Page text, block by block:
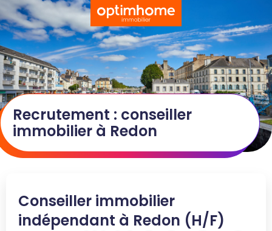
Recrutement : conseiller
immobilier à Redon
Conseiller immobilier
indépendant à Redon (H/F)